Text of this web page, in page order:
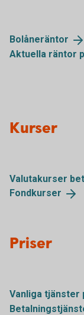
Bolåneräntor
Aktuella räntor
Kurser
Valutakurser
Fondkurser
Priser
Vanliga tjänster